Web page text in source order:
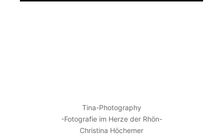
Tina-Photography
-Fotografie im Herze der Rhön-
Christina Höchemer